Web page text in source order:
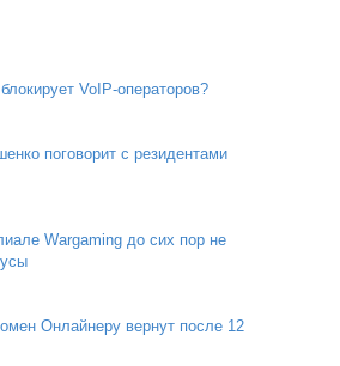
VoIP-операторов?
поговорит с резидентами
Wargaming до сих пор не
Онлайнеру вернут после 12